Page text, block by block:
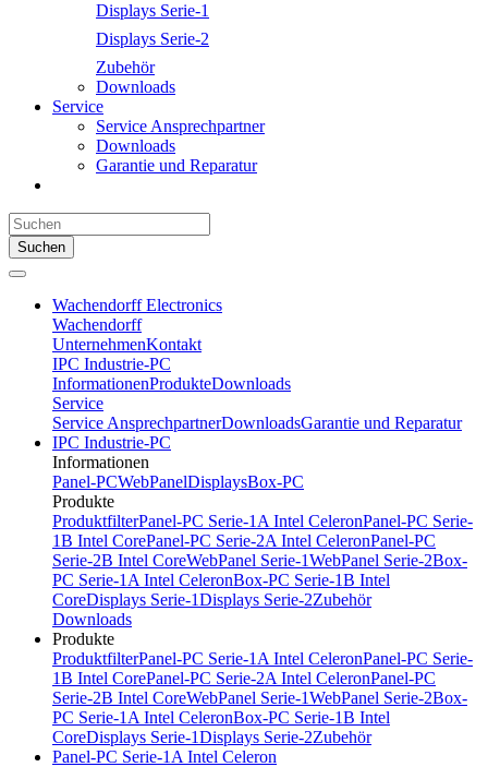
Displays Serie-1
Displays Serie-2
Zubehör
Downloads
Service
Service Ansprechpartner
Downloads
Garantie und Reparatur
Suchen
Wachendorff Electronics
Wachendorff
UnternehmenKontakt
IPC Industrie-PC
InformationenProdukteDownloads
Service
Service AnsprechpartnerDownloadsGarantie und Reparatur
IPC Industrie-PC
Informationen
Panel-PCWebPanelDisplaysBox-PC
Produkte
ProduktfilterPanel-PC Serie-1A Intel CeleronPanel-PC Serie-
1B Intel CorePanel-PC Serie-2A Intel CeleronPanel-PC
Serie-2B Intel CoreWebPanel Serie-1WebPanel Serie-2Box-
PC Serie-1A Intel CeleronBox-PC Serie-1B Intel
CoreDisplays Serie-1Displays Serie-2Zubehör
Downloads
Produkte
ProduktfilterPanel-PC Serie-1A Intel CeleronPanel-PC Serie-
1B Intel CorePanel-PC Serie-2A Intel CeleronPanel-PC
Serie-2B Intel CoreWebPanel Serie-1WebPanel Serie-2Box-
PC Serie-1A Intel CeleronBox-PC Serie-1B Intel
CoreDisplays Serie-1Displays Serie-2Zubehör
Panel-PC Serie-1A Intel Celeron